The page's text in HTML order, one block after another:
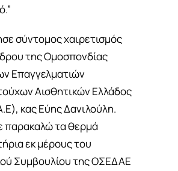
σύντομος χαιρετισμός
της Ομοσπονδίας
Επαγγελματιών
Αισθητικών Ελλάδος
κας Εύης Δανιλούλη.
παρακαλώ τα θερμά
εκ μέρους του
Συμβουλίου της ΟΣΕΔΑΕ